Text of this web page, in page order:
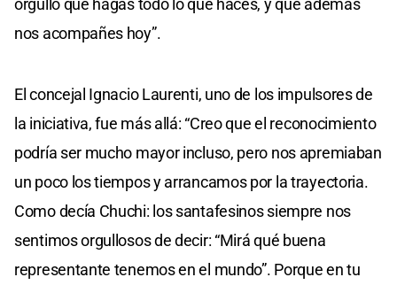
nos acompañes hoy”.
El concejal Ignacio Laurenti, uno de los impulsores de
la iniciativa, fue más allá: “Creo que el reconocimiento
podría ser mucho mayor incluso, pero nos apremiaban
un poco los tiempos y arrancamos por la trayectoria.
Como decía Chuchi: los santafesinos siempre nos
sentimos orgullosos de decir: “Mirá qué buena
representante tenemos en el mundo”. Porque en tu